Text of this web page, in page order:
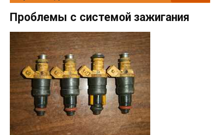
Проблемы с системой зажигания